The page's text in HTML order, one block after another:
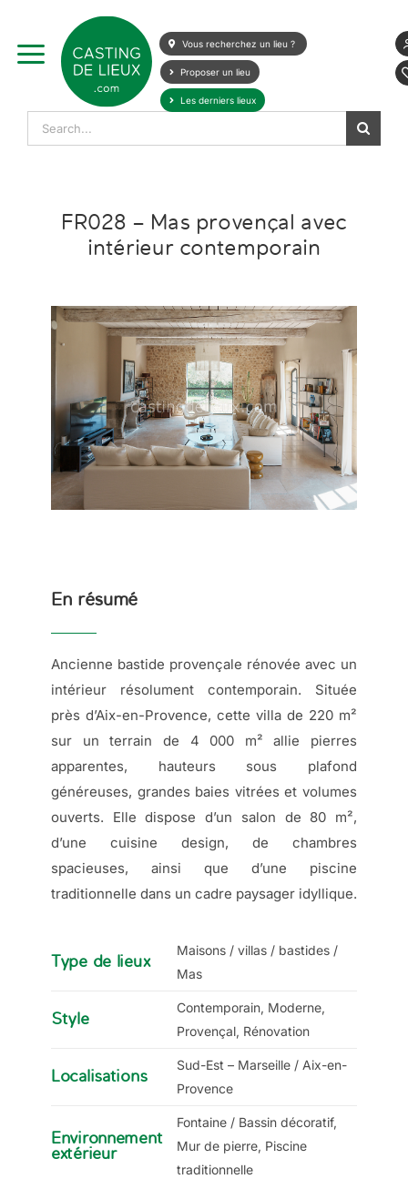
content
Vous recherchez un lieu ?
Proposer un lieu
Les derniers lieux
Search
for:
FR028 – Mas provençal avec
intérieur contemporain
En résumé
Ancienne bastide provençale rénovée avec un
intérieur résolument contemporain. Située
près d’Aix-en-Provence, cette villa de 220 m²
sur un terrain de 4 000 m² allie pierres
apparentes, hauteurs sous plafond
généreuses, grandes baies vitrées et volumes
ouverts. Elle dispose d’un salon de 80 m²,
d’une cuisine design, de chambres
spacieuses, ainsi que d’une piscine
traditionnelle dans un cadre paysager idyllique.
Type de lieux
Maisons / villas / bastides /
Mas
Style
Contemporain, Moderne,
Provençal, Rénovation
Localisations
Sud-Est – Marseille / Aix-en-
Provence
Environnement
extérieur
Fontaine / Bassin décoratif,
Mur de pierre, Piscine
traditionnelle